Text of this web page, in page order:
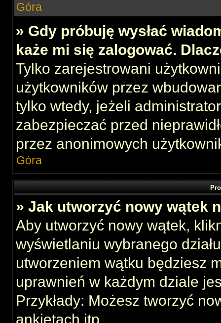
Góra
» Gdy próbuję wysłać
każe mi się zalogować.
Tylko zarejestrowani
użytkowników przez
tylko wtedy, jeżeli
zabezpieczać przed
przez anonimowych
Góra
» Jak utworzyć nowy wątek
Aby utworzyć nowy wątek,
wyświetlaniu wybranego
utworzeniem wątku będziesz
uprawnień w każdym dziale
Przykłady: Możesz tworzyć
ankietach itp.